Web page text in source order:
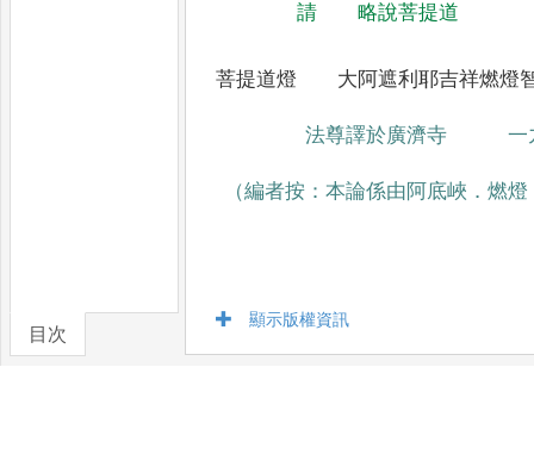
目次
請
略說菩提道
菩提道燈 大阿遮利耶吉祥燃燈
法尊譯於廣濟寺 一九
（編者按 ：本論係由阿底峽 ．燃燈
顯示版權資訊